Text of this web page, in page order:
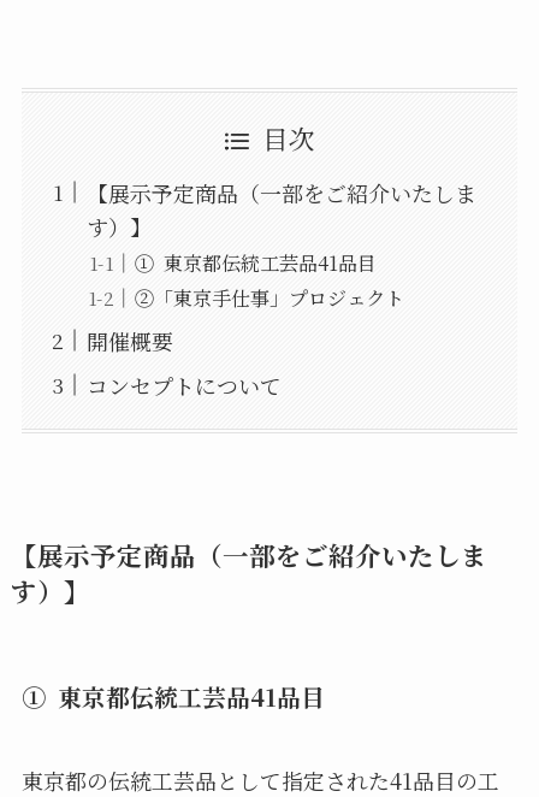
目次
【展示予定商品（一部をご紹介いたしま
す）】
① 東京都伝統工芸品41品目
②「東京手仕事」プロジェクト
開催概要
コンセプトについて
【展示予定商品（一部をご紹介いたしま
す）】
① 東京都伝統工芸品41品目
東京都の伝統工芸品として指定された41品目の工